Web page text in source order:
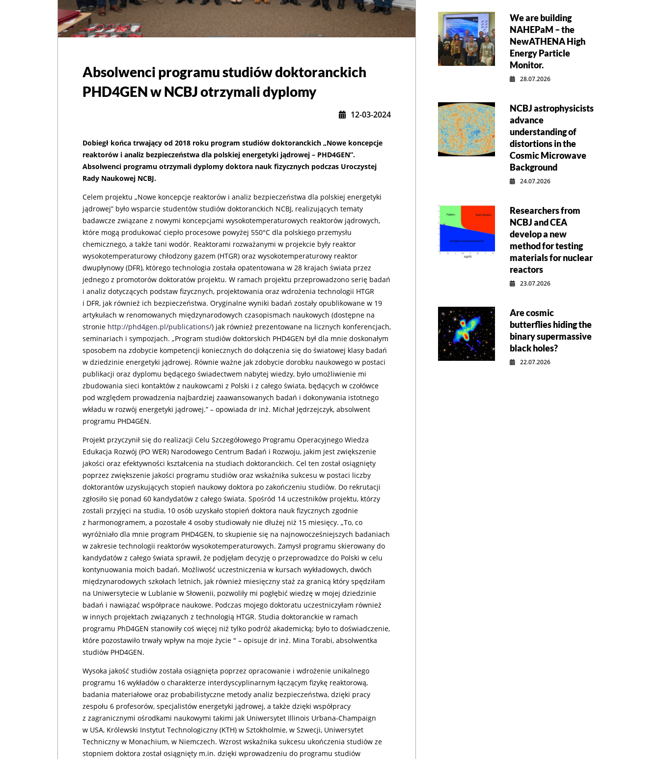
Absolwenci programu studiów doktoranckich
PHD4GEN w NCBJ otrzymali dyplomy
12-03-2024
Dobiegł końca trwający od 2018 roku program studiów doktoranckich „Nowe koncepcje
reaktorów i analiz bezpieczeństwa dla polskiej energetyki jądrowej – PHD4GEN”.
Absolwenci programu otrzymali dyplomy doktora nauk fizycznych podczas Uroczystej
Rady Naukowej NCBJ.
Celem projektu „Nowe koncepcje reaktorów i analiz bezpieczeństwa dla polskiej energetyki
jądrowej” było wsparcie studentów studiów doktoranckich NCBJ, realizujących tematy
badawcze związane z nowymi koncepcjami wysokotemperaturowych reaktorów jądrowych,
które mogą produkować ciepło procesowe powyżej 550°C dla polskiego przemysłu
chemicznego, a także tani wodór. Reaktorami rozważanymi w projekcie były reaktor
wysokotemperaturowy chłodzony gazem (HTGR) oraz wysokotemperaturowy reaktor
dwupłynowy (DFR), którego technologia została opatentowana w 28 krajach świata przez
jednego z promotorów doktoratów projektu. W ramach projektu przeprowadzono serię badań
i analiz dotyczących podstaw fizycznych, projektowania oraz wdrożenia technologii HTGR
i DFR, jak również ich bezpieczeństwa. Oryginalne wyniki badań zostały opublikowane w 19
artykułach w renomowanych międzynarodowych czasopismach naukowych (dostępne na
stronie http://phd4gen.pl/publications/) jak również prezentowane na licznych konferencjach,
seminariach i sympozjach. „Program studiów doktorskich PHD4GEN był dla mnie doskonałym
sposobem na zdobycie kompetencji koniecznych do dołączenia się do światowej klasy badań
w dziedzinie energetyki jądrowej. Równie ważne jak zdobycie dorobku naukowego w postaci
publikacji oraz dyplomu będącego świadectwem nabytej wiedzy, było umożliwienie mi
zbudowania sieci kontaktów z naukowcami z Polski i z całego świata, będących w czołówce
pod względem prowadzenia najbardziej zaawansowanych badań i dokonywania istotnego
wkładu w rozwój energetyki jądrowej.” – opowiada dr inż. Michał Jędrzejczyk, absolwent
programu PHD4GEN.
Projekt przyczynił się do realizacji Celu Szczegółowego Programu Operacyjnego Wiedza
Edukacja Rozwój (PO WER) Narodowego Centrum Badań i Rozwoju, jakim jest zwiększenie
jakości oraz efektywności kształcenia na studiach doktoranckich. Cel ten został osiągnięty
poprzez zwiększenie jakości programu studiów oraz wskaźnika sukcesu w postaci liczby
doktorantów uzyskujących stopień naukowy doktora po zakończeniu studiów. Do rekrutacji
zgłosiło się ponad 60 kandydatów z całego świata. Spośród 14 uczestników projektu, którzy
zostali przyjęci na studia, 10 osób uzyskało stopień doktora nauk fizycznych zgodnie
z harmonogramem, a pozostałe 4 osoby studiowały nie dłużej niż 15 miesięcy. „To, co
wyróżniało dla mnie program PHD4GEN, to skupienie się na najnowocześniejszych badaniach
w zakresie technologii reaktorów wysokotemperaturowych. Zamysł programu skierowany do
kandydatów z całego świata sprawił, że podjęłam decyzję o przeprowadzce do Polski w celu
kontynuowania moich badań. Możliwość uczestniczenia w kursach wykładowych, dwóch
międzynarodowych szkołach letnich, jak również miesięczny staż za granicą który spędziłam
na Uniwersytecie w Lublanie w Słowenii, pozwoliły mi pogłębić wiedzę w mojej dziedzinie
badań i nawiązać współprace naukowe. Podczas mojego doktoratu uczestniczyłam również
w innych projektach związanych z technologią HTGR. Studia doktoranckie w ramach
programu PhD4GEN stanowiły coś więcej niż tylko podróż akademicką; było to doświadczenie,
które pozostawiło trwały wpływ na moje życie " – opisuje dr inż. Mina Torabi, absolwentka
studiów PHD4GEN.
Wysoka jakość studiów została osiągnięta poprzez opracowanie i wdrożenie unikalnego
programu 16 wykładów o charakterze interdyscyplinarnym łączącym fizykę reaktorową,
badania materiałowe oraz probabilistyczne metody analiz bezpieczeństwa, dzięki pracy
zespołu 6 profesorów, specjalistów energetyki jądrowej, a także dzięki współpracy
z zagranicznymi ośrodkami naukowymi takimi jak Uniwersytet Illinois Urbana-Champaign
w USA, Królewski Instytut Technologiczny (KTH) w Sztokholmie, w Szwecji, Uniwersytet
Techniczny w Monachium, w Niemczech. Wzrost wskaźnika sukcesu ukończenia studiów ze
stopniem doktora został osiągnięty m.in. dzięki wprowadzeniu do programu studiów
We are building
NAHEPaM – the
NewATHENA High
Energy Particle
Monitor.
28.07.2026
NCBJ astrophysicists
advance
understanding of
distortions in the
Cosmic Microwave
Background
24.07.2026
Researchers from
NCBJ and CEA
develop a new
method for testing
materials for nuclear
reactors
23.07.2026
Are cosmic
butterflies hiding the
binary supermassive
black holes?
22.07.2026